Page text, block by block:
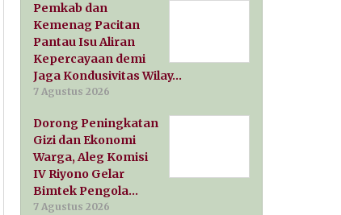
Pemkab dan
Kemenag Pacitan
Pantau Isu Aliran
Kepercayaan demi
Jaga Kondusivitas Wilay…
7 Agustus 2026
Dorong Peningkatan
Gizi dan Ekonomi
Warga, Aleg Komisi
IV Riyono Gelar
Bimtek Pengola…
7 Agustus 2026